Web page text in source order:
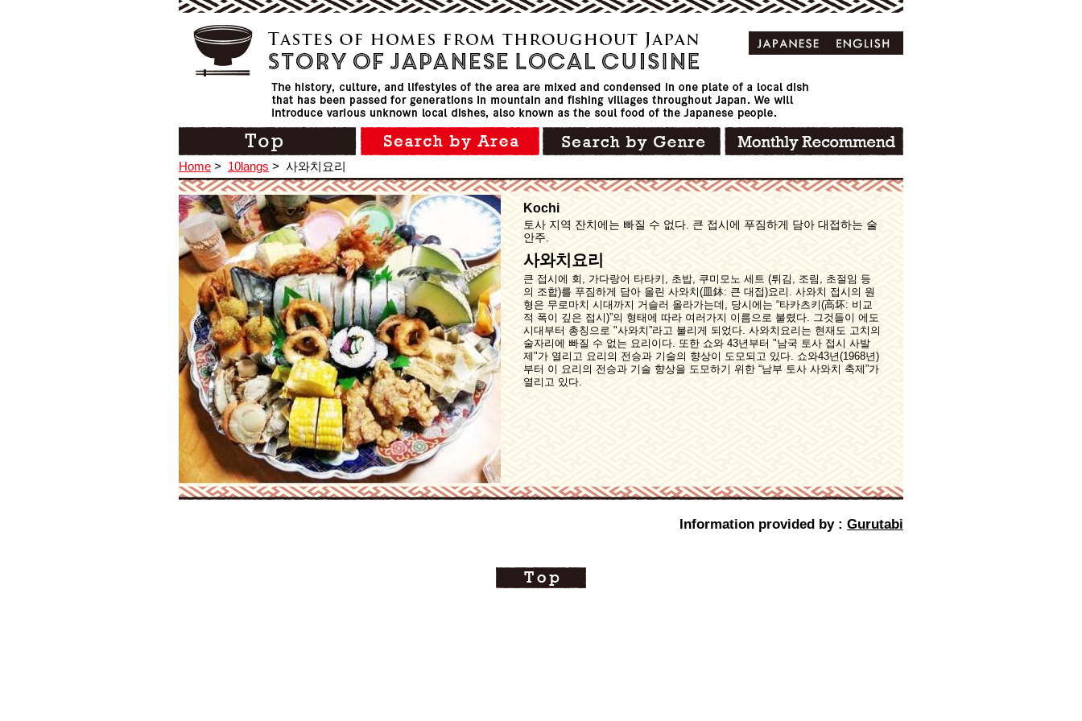
Home > 10langs > 사와치요리
Kochi
토사 지역 잔치에는 빠질 수 없다. 큰 접시에 푸짐하게 담아 대접하는 술
안주.
사와치요리
큰 접시에 회, 가다랑어 타타키, 초밥, 쿠미모노 세트 (튀김, 조림, 초절임 등
의 조합)를 푸짐하게 담아 올린 사와치(皿鉢: 큰 대접)요리. 사와치 접시의 원
형은 무로마치 시대까지 거슬러 올라가는데, 당시에는 “타카츠키(高坏: 비교
적 폭이 깊은 접시)”의 형태에 따라 여러가지 이름으로 불렸다. 그것들이 에도
시대부터 총칭으로 "사와치”라고 불리게 되었다. 사와치요리는 현재도 고치의
술자리에 빠질 수 없는 요리이다. 또한 쇼와 43년부터 "남국 토사 접시 사발
제"가 열리고 요리의 전승과 기술의 향상이 도모되고 있다. 쇼와43년(1968년)
부터 이 요리의 전승과 기술 향상을 도모하기 위한 “남부 토사 사와치 축제”가
열리고 있다.
Information provided by : Gurutabi